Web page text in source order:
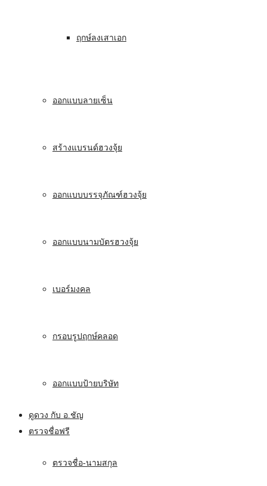
ฤกษ์ลงเสาเอก
ออกแบบลายเซ็น
สร้างแบรนด์ฮวงจุ้ย
ออกแบบบรรจุภัณฑ์ฮวงจุ้ย
ออกแบบนามบัตรฮวงจุ้ย
เบอร์มงคล
กรอบรูปฤกษ์คลอด
ออกแบบป้ายบริษัท
ดูดวง กับ อ.ชัญ
ตรวจชื่อฟรี
ตรวจชื่อ-นามสกุล